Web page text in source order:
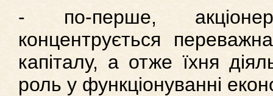
- по-перше,
концентрується
капіталу, а отже їхня
роль у функціонуванні